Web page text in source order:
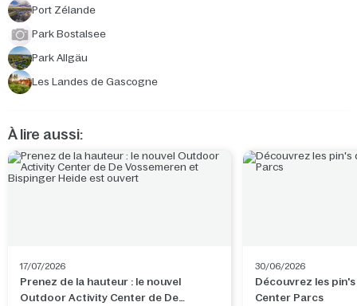
Port Zélande
Park Bostalsee
Park Allgäu
Les Landes de Gascogne
À lire aussi:
17/07/2026
Prenez de la hauteur : le nouvel
Outdoor Activity Center de De
30/06/2026
Découvrez les
Center Parcs